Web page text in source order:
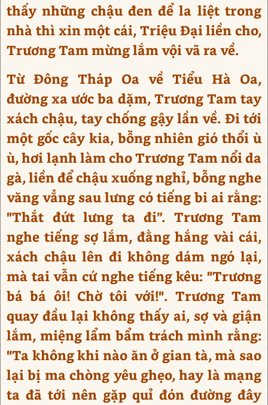
thấy những chậu đen để la liệt trong
nhà thì xin một cái, Triệu Đại liền cho,
Trương Tam mừng lắm vội vã ra về.
Từ Đông Tháp Oa về Tiểu Hà Oa,
đường xa ước ba dặm, Trương Tam tay
xách chậu, tay chống gậy lần về. Đi tới
một gốc cây kia, bỗng nhiên gió thổi ù
ù, hơi lạnh làm cho Trương Tam nổi da
gà, liền để chậu xuống nghỉ, bỗng nghe
văng vẳng sau lưng có tiếng bi ai rằng:
"Thắt đứt lưng ta đi”. Trương Tam
nghe tiếng sợ lắm, đằng hắng vài cái,
xách chậu lên đi không dám ngó lại,
mà tai vẫn cứ nghe tiếng kêu: "Trương
bá bá ôi! Chờ tôi với!". Trương Tam
quay đầu lại không thấy ai, sợ và giận
lắm, miệng lẩm bẩm trách mình rằng:
"Ta không khi nào ăn ở gian tà, mà sao
lại bị ma chòng yêu ghẹo, hay là mạng
ta đã tới nên gặp quỉ đón đường đây